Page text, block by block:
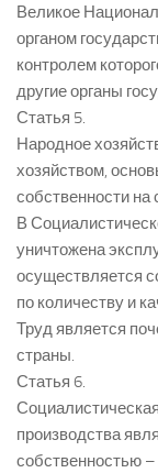
Великое
органом
контролем
другие органы
Статья 5.
Народное
хозяйством,
собственности на
В
уничтожена
осуществляется
по количеству и
Труд является
страны.
Статья 6.
производства
собственностью